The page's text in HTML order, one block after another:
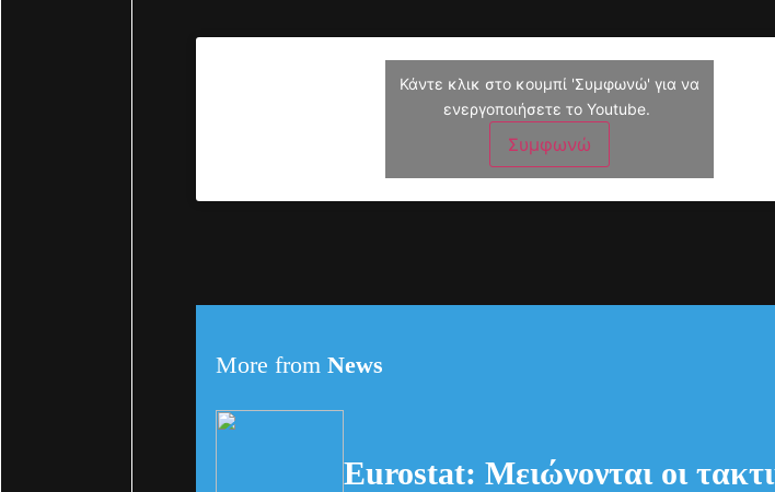
Κάντε κλικ στο κουμπί 'Συμφωνώ' για να
ενεργοποιήσετε το Youtube.
Συμφωνώ
More fromNews
Eurostat: Μειώνονται οι